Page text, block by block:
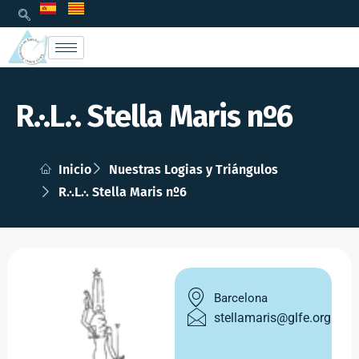
R.·.L.·. Stella Maris nº6
Inicio
Nuestras Logias y Triángulos
R.·.L.·. Stella Maris nº6
Barcelona
stellamaris@glfe.org